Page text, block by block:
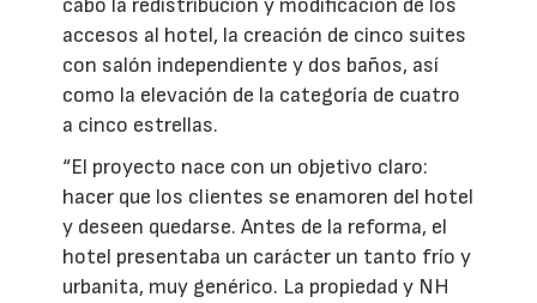
cabo la redistribución y modificación de los
accesos al hotel, la creación de cinco suites
con salón independiente y dos baños, así
como la elevación de la categoría de cuatro
a cinco estrellas.
“El proyecto nace con un objetivo claro:
hacer que los clientes se enamoren del hotel
y deseen quedarse. Antes de la reforma, el
hotel presentaba un carácter un tanto frío y
urbanita, muy genérico. La propiedad y NH